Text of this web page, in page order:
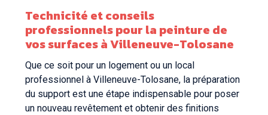
Technicité et conseils
professionnels pour la peinture de
vos surfaces à Villeneuve-Tolosane
Que ce soit pour un logement ou un local
professionnel à Villeneuve-Tolosane, la préparation
du support est une étape indispensable pour poser
un nouveau revêtement et obtenir des finitions